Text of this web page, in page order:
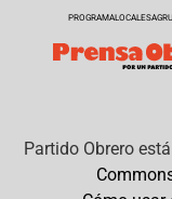
PROGRAMALOCALES
Partido Obreroestá